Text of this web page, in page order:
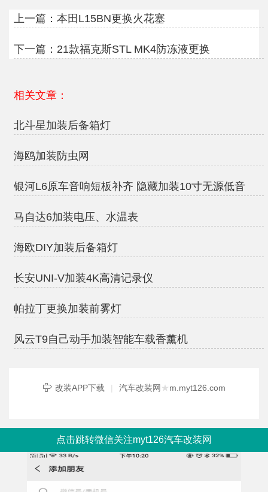
上一篇： 本田L15BN更换火花塞
下一篇： 21款福克斯STL MK4防冻液更换
相关文章：
北斗星加装后备箱灯
海鸥加装防虫网
银河L6原车音响短板补齐 隐藏加装10寸无源低音
马自达6加装电压、水温表
海欧DIY加装后备箱灯
长安UNI-V加装4K高清记录仪
帕拉丁更换加装前雾灯
风云T9自己动手加装智能车载香薰机
改装APP下载 | 汽车改装网★m.myt126.com
点击跳转微信关注myt126汽车改装网